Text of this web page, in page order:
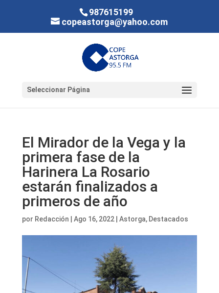
987615199
copeastorga@yahoo.com
Seleccionar Página
El Mirador de la Vega y la
primera fase de la
Harinera La Rosario
estarán finalizados a
primeros de año
por Redacción Ago 16, 2022| Astorga, Destacados